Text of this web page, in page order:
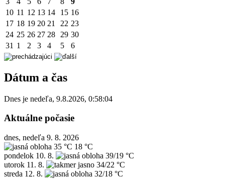
10 11 12 13 14 15 16
17 18 19 20 21 22 23
24 25 26 27 28 29 30
31 1 2 3 4 5 6
Dátum a čas
Dnes je nedeľa, 9.8.2026, 0:58:04
Aktuálne počasie
dnes, nedeľa 9. 8. 2026
35 °C 18 °C
pondelok 10. 8.
39/19 °C
utorok 11. 8.
34/22 °C
streda 12. 8. 32/18 °C